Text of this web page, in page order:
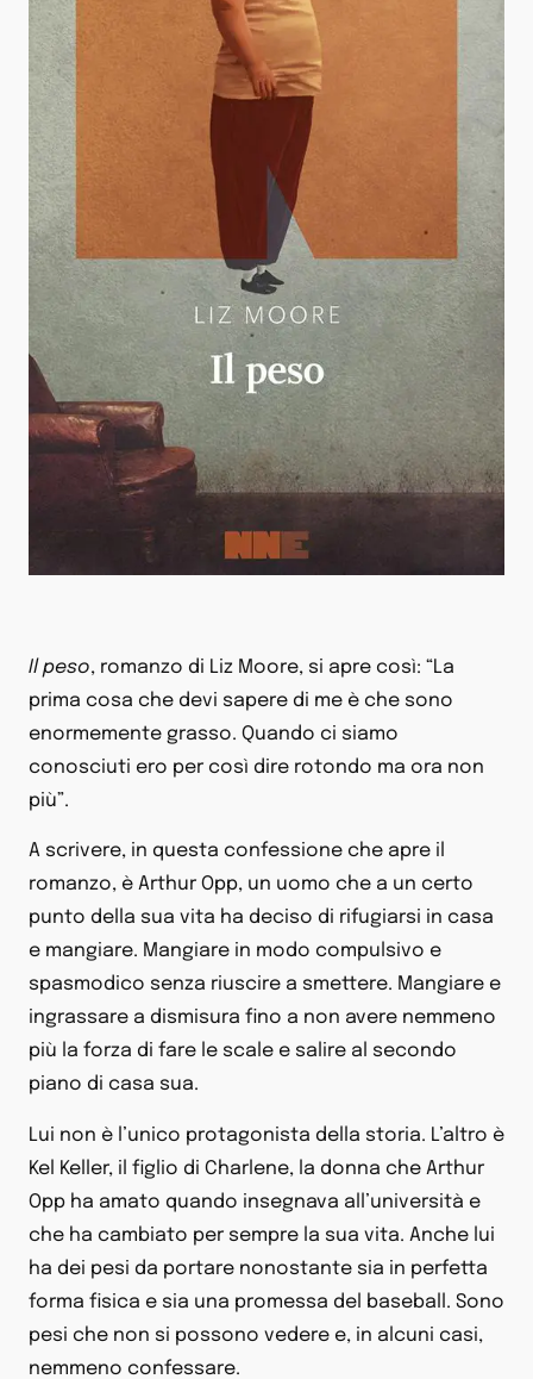
Il peso, romanzo di Liz Moore, si apre così: “La
prima cosa che devi sapere di me è che sono
enormemente grasso. Quando ci siamo
conosciuti ero per così dire rotondo ma ora non
più”.
A scrivere, in questa confessione che apre il
romanzo, è Arthur Opp, un uomo che a un certo
punto della sua vita ha deciso di rifugiarsi in casa
e mangiare. Mangiare in modo compulsivo e
spasmodico senza riuscire a smettere. Mangiare e
ingrassare a dismisura fino a non avere nemmeno
più la forza di fare le scale e salire al secondo
piano di casa sua.
Lui non è l’unico protagonista della storia. L’altro è
Kel Keller, il figlio di Charlene, la donna che Arthur
Opp ha amato quando insegnava all’università e
che ha cambiato per sempre la sua vita. Anche lui
ha dei pesi da portare nonostante sia in perfetta
forma fisica e sia una promessa del baseball. Sono
pesi che non si possono vedere e, in alcuni casi,
nemmeno confessare.